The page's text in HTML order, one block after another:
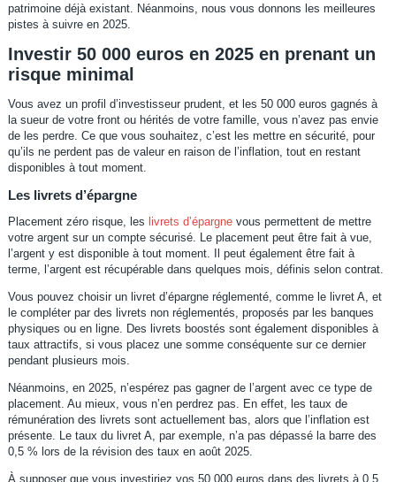
patrimoine déjà existant. Néanmoins, nous vous donnons les meilleures
pistes à suivre en 2025.
Investir 50 000 euros en 2025 en prenant un
risque minimal
Vous avez un profil d’investisseur prudent, et les 50 000 euros gagnés à
la sueur de votre front ou hérités de votre famille, vous n’avez pas envie
de les perdre. Ce que vous souhaitez, c’est les mettre en sécurité, pour
qu’ils ne perdent pas de valeur en raison de l’inflation, tout en restant
disponibles à tout moment.
Les livrets d’épargne
Placement zéro risque, les livrets d’épargnevous permettent de mettre
votre argent sur un compte sécurisé. Le placement peut être fait à vue,
l’argent y est disponible à tout moment. Il peut également être fait à
terme, l’argent est récupérable dans quelques mois, définis selon contrat.
Vous pouvez choisir un livret d’épargne réglementé, comme le livret A, et
le compléter par des livrets non réglementés, proposés par les banques
physiques ou en ligne. Des livrets boostés sont également disponibles à
taux attractifs, si vous placez une somme conséquente sur ce dernier
pendant plusieurs mois.
Néanmoins, en 2025, n’espérez pas gagner de l’argent avec ce type de
placement. Au mieux, vous n’en perdrez pas. En effet, les taux de
rémunération des livrets sont actuellement bas, alors que l’inflation est
présente. Le taux du livret A, par exemple, n’a pas dépassé la barre des
0,5 % lors de la révision des taux en août 2025.
À supposer que vous investiriez vos 50 000 euros dans des livrets à 0,5